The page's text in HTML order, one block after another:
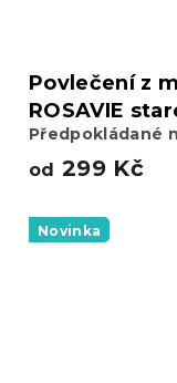
Povlečení z
ROSAVIE
Předpokládané
od 299 Kč
Novinka